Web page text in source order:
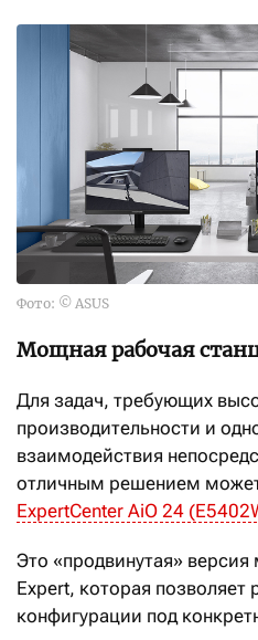
Фото: © ASUS
Мощная рабочая
Для задач, требующих
производительности и
взаимодействия
отличным решением
ExpertCenter AiO 24
Это «продвинутая»
Expert, которая позволяет
конфигурации под